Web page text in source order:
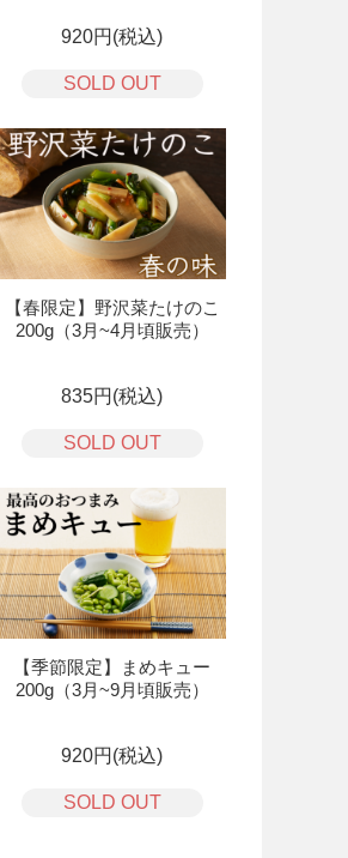
920円(税込)
SOLD OUT
【春限定】野沢菜たけのこ
200g（3月~4月頃販売）
835円(税込)
SOLD OUT
【季節限定】まめキュー
200g（3月~9月頃販売）
920円(税込)
SOLD OUT